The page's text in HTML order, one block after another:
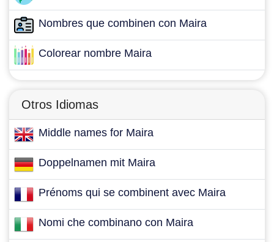
Nombres que combinen con Maira
Colorear nombre Maira
Otros Idiomas
Middle names for Maira
Doppelnamen mit Maira
Prénoms qui se combinent avec Maira
Nomi che combinano con Maira